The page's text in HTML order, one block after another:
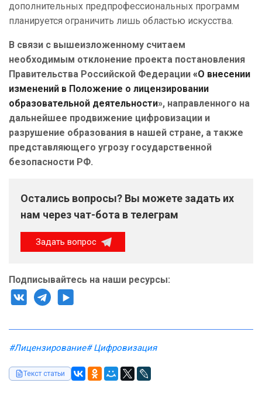
дополнительных предпрофессиональных программ
планируется ограничить лишь областью искусства.
В связи с вышеизложенному считаем
необходимым отклонение проекта постановления
Правительства Российской Федерации «О внесении
изменений в Положение о лицензировании
образовательной деятельности», направленного на
дальнейшее продвижение цифровизации и
разрушение образования в нашей стране, а также
представляющего угрозу государственной
безопасности РФ.
Остались вопросы? Вы можете задать их
нам через чат-бота в телеграм
Задать вопрос
Подписывайтесь на наши ресурсы:
#Лицензирование# Цифровизация
Текст статьи